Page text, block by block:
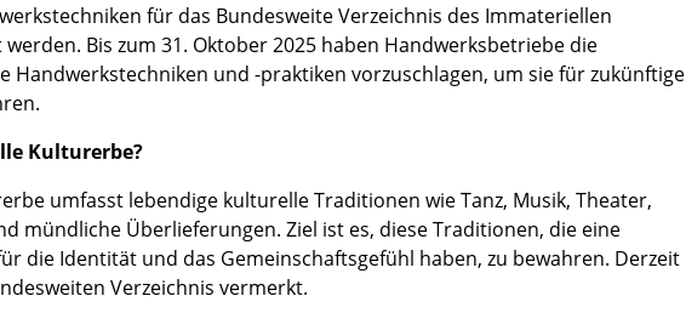
für das Bundesweite Verzeichnis des Immateriellen
Bis zum 31. Oktober 2025 haben Handwerksbetriebe die
Handwerkstechniken und -praktiken vorzuschlagen, um sie für zukünftige
Kulturerbe?
umfasst lebendige kulturelle Traditionen wie Tanz, Musik, Theater,
mündliche Überlieferungen. Ziel ist es, diese Traditionen, die eine
die Identität und das Gemeinschaftsgefühl haben, zu bewahren. Derzeit
Verzeichnis vermerkt.